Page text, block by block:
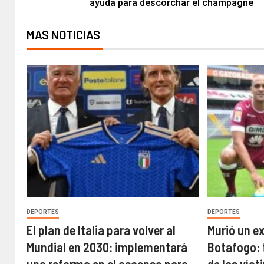
ayuda para descorchar el champagne
MAS NOTICIAS
DEPORTES
El plan de Italia para volver al
Mundial en 2030: implementará
DEPORTES
Murió un
Botafogo: